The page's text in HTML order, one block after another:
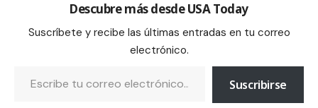
Descubre más desde USA Today
Suscríbete y recibe las últimas entradas en tu correo
electrónico.
Suscribirse